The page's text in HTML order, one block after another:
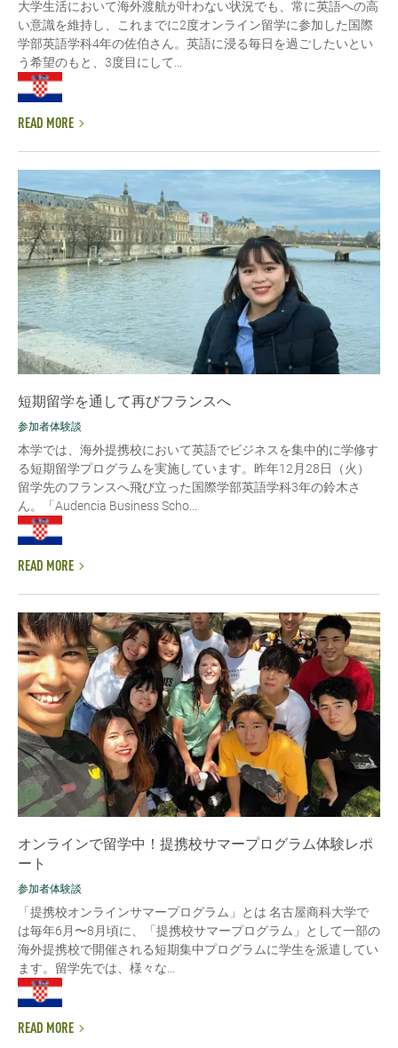
大学生活において海外渡航が叶わない状況でも、常に英語への高
い意識を維持し、これまでに2度オンライン留学に参加した国際
学部英語学科4年の佐伯さん。英語に浸る毎日を過ごしたいとい
う希望のもと、3度目にして...
READ MORE
短期留学を通して再びフランスへ
参加者体験談
本学では、海外提携校において英語でビジネスを集中的に学修す
る短期留学プログラムを実施しています。昨年12月28日（火）
留学先のフランスへ飛び立った国際学部英語学科3年の鈴木さ
ん。「Audencia Business Scho...
READ MORE
オンラインで留学中！提携校サマープログラム体験レポ
ート
参加者体験談
「提携校オンラインサマープログラム」とは 名古屋商科大学で
は毎年6月〜8月頃に、「提携校サマープログラム」として一部の
海外提携校で開催される短期集中プログラムに学生を派遣してい
ます。留学先では、様々な...
READ MORE